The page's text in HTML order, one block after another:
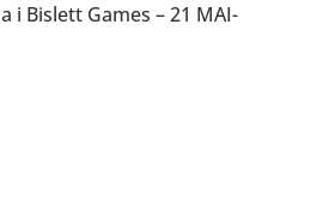
i Bislett Games – 21 MAI-